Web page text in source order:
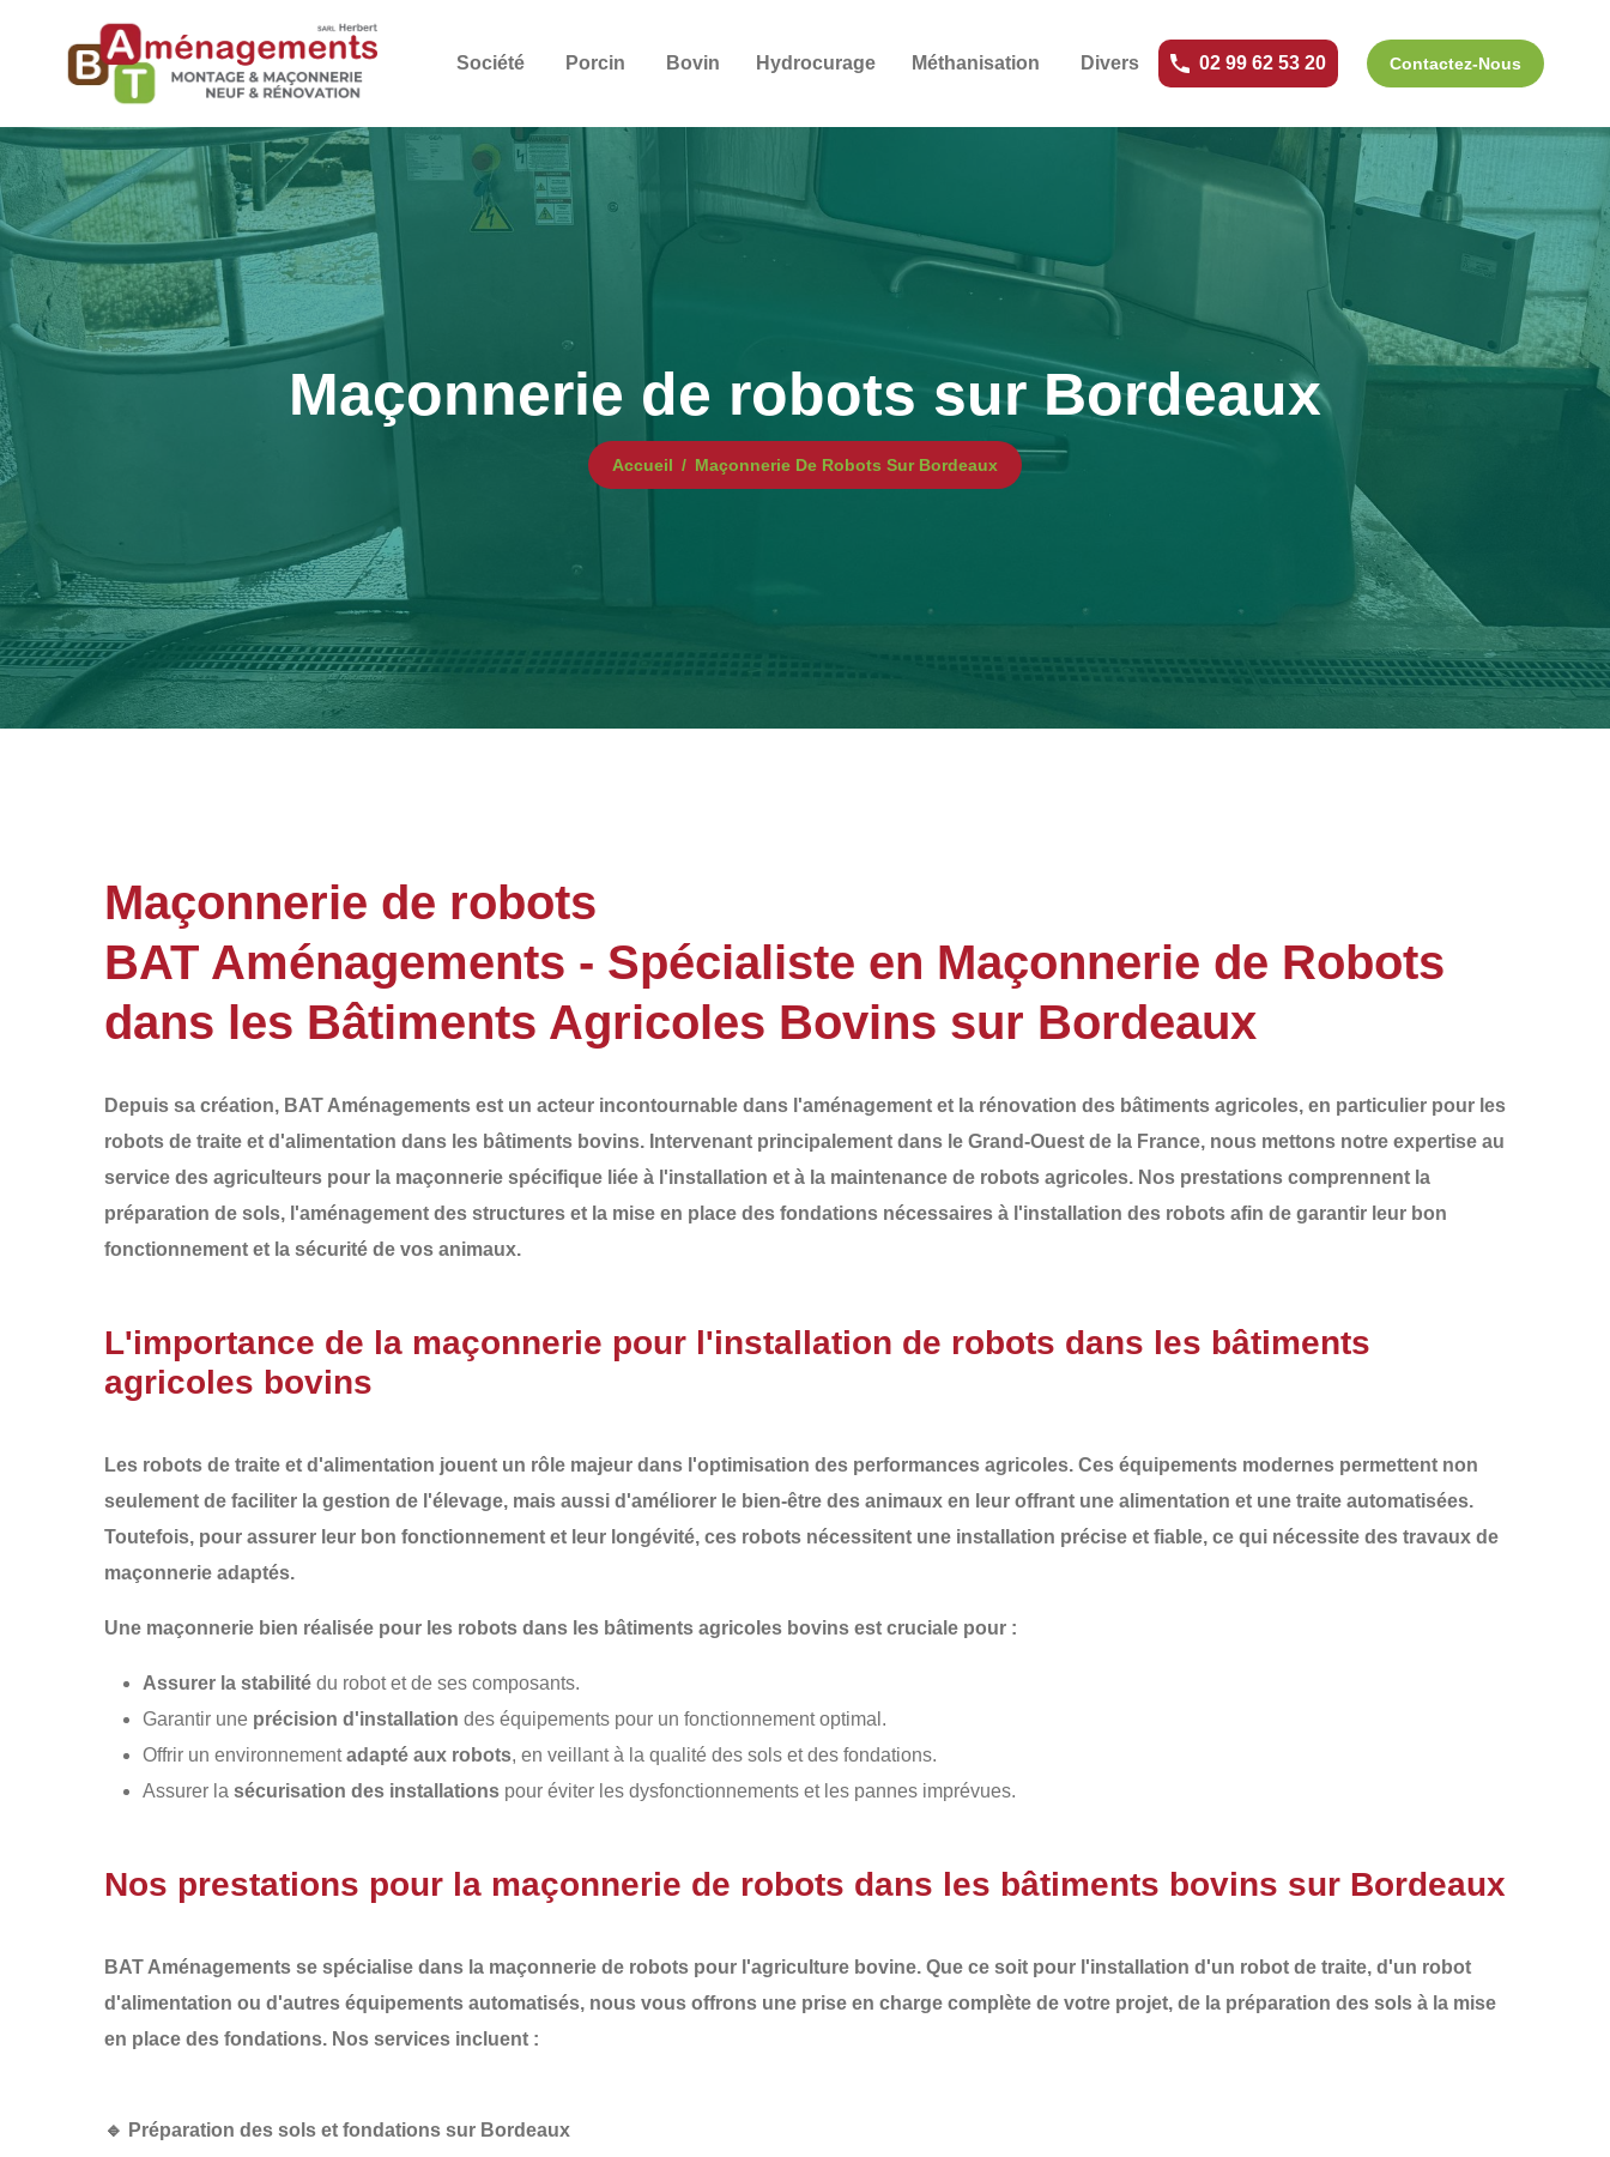
Société Porcin Bovin Hydrocurage Méthanisation Divers 02 99 62 53 20 Contactez-Nous
Maçonnerie de robots sur Bordeaux
Accueil Maçonnerie De Robots Sur Bordeaux
Maçonnerie de robots
BAT Aménagements - Spécialiste en Maçonnerie de Robots
dans les Bâtiments Agricoles Bovins sur Bordeaux
Depuis sa création, BAT Aménagements est un acteur incontournable dans l'aménagement et la rénovation des bâtiments agricoles, en particulier pour les
robots de traite et d'alimentation dans les bâtiments bovins. Intervenant principalement dans le Grand-Ouest de la France, nous mettons notre expertise au
service des agriculteurs pour la maçonnerie spécifique liée à l'installation et à la maintenance de robots agricoles. Nos prestations comprennent la
préparation de sols, l'aménagement des structures et la mise en place des fondations nécessaires à l'installation des robots afin de garantir leur bon
fonctionnement et la sécurité de vos animaux.
L'importance de la maçonnerie pour l'installation de robots dans les bâtiments
agricoles bovins
Les robots de traite et d'alimentation jouent un rôle majeur dans l'optimisation des performances agricoles. Ces équipements modernes permettent non
seulement de faciliter la gestion de l'élevage, mais aussi d'améliorer le bien-être des animaux en leur offrant une alimentation et une traite automatisées.
Toutefois, pour assurer leur bon fonctionnement et leur longévité, ces robots nécessitent une installation précise et fiable, ce qui nécessite des travaux de
maçonnerie adaptés.
Une maçonnerie bien réalisée pour les robots dans les bâtiments agricoles bovins est cruciale pour :
Assurer la stabilité du robot et de ses composants.
Garantir une précision d'installation des équipements pour un fonctionnement optimal.
Offrir un environnementadapté aux robots, en veillant à la qualité des sols et des fondations.
Assurer la sécurisation des installations pour éviter les dysfonctionnements et les pannes imprévues.
Nos prestations pour la maçonnerie de robots dans les bâtiments bovins sur Bordeaux
BAT Aménagements se spécialise dans la maçonnerie de robots pour l'agriculture bovine. Que ce soit pour l'installation d'un robot de traite, d'un robot
d'alimentation ou d'autres équipements automatisés, nous vous offrons une prise en charge complète de votre projet, de la préparation des sols à la mise
en place des fondations. Nos services incluent :
🔹 Préparation des sols et fondations sur Bordeaux